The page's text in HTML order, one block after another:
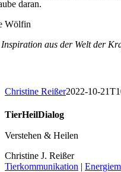
daran.
Wölfin
aus der Welt der
Christine Reißer2022-10-
TierHeilDialog
Verstehen & Heilen
Christine J. Reißer
Tierkommunikation |